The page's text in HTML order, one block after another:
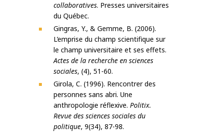
collaboratives. Presses universitaires
du Québec.
Gingras, Y., & Gemme, B. (2006).
L’emprise du champ scientifique sur
le champ universitaire et ses effets.
Actes de la recherche en sciences
sociales, (4), 51-60.
Girola, C. (1996). Rencontrer des
personnes sans abri. Une
anthropologie réflexive. Politix.
Revue des sciences sociales du
politique, 9(34), 87-98.